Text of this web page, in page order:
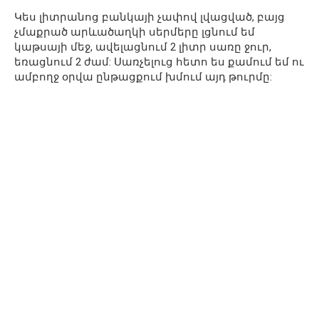
Կես լիտրանոց բանկայի չափով լվացված, բայց
չմաքրած արևածաղկի սերմերը լցնում եմ
կաթսայի մեջ, ավելացնում 2 լիտր սառը ջուր,
եռացնում 2 ժամ: Սառչելուց հետո ես քամում եմ ու
ամբողջ օրվա ընթացքում խմում այդ թուրմը: